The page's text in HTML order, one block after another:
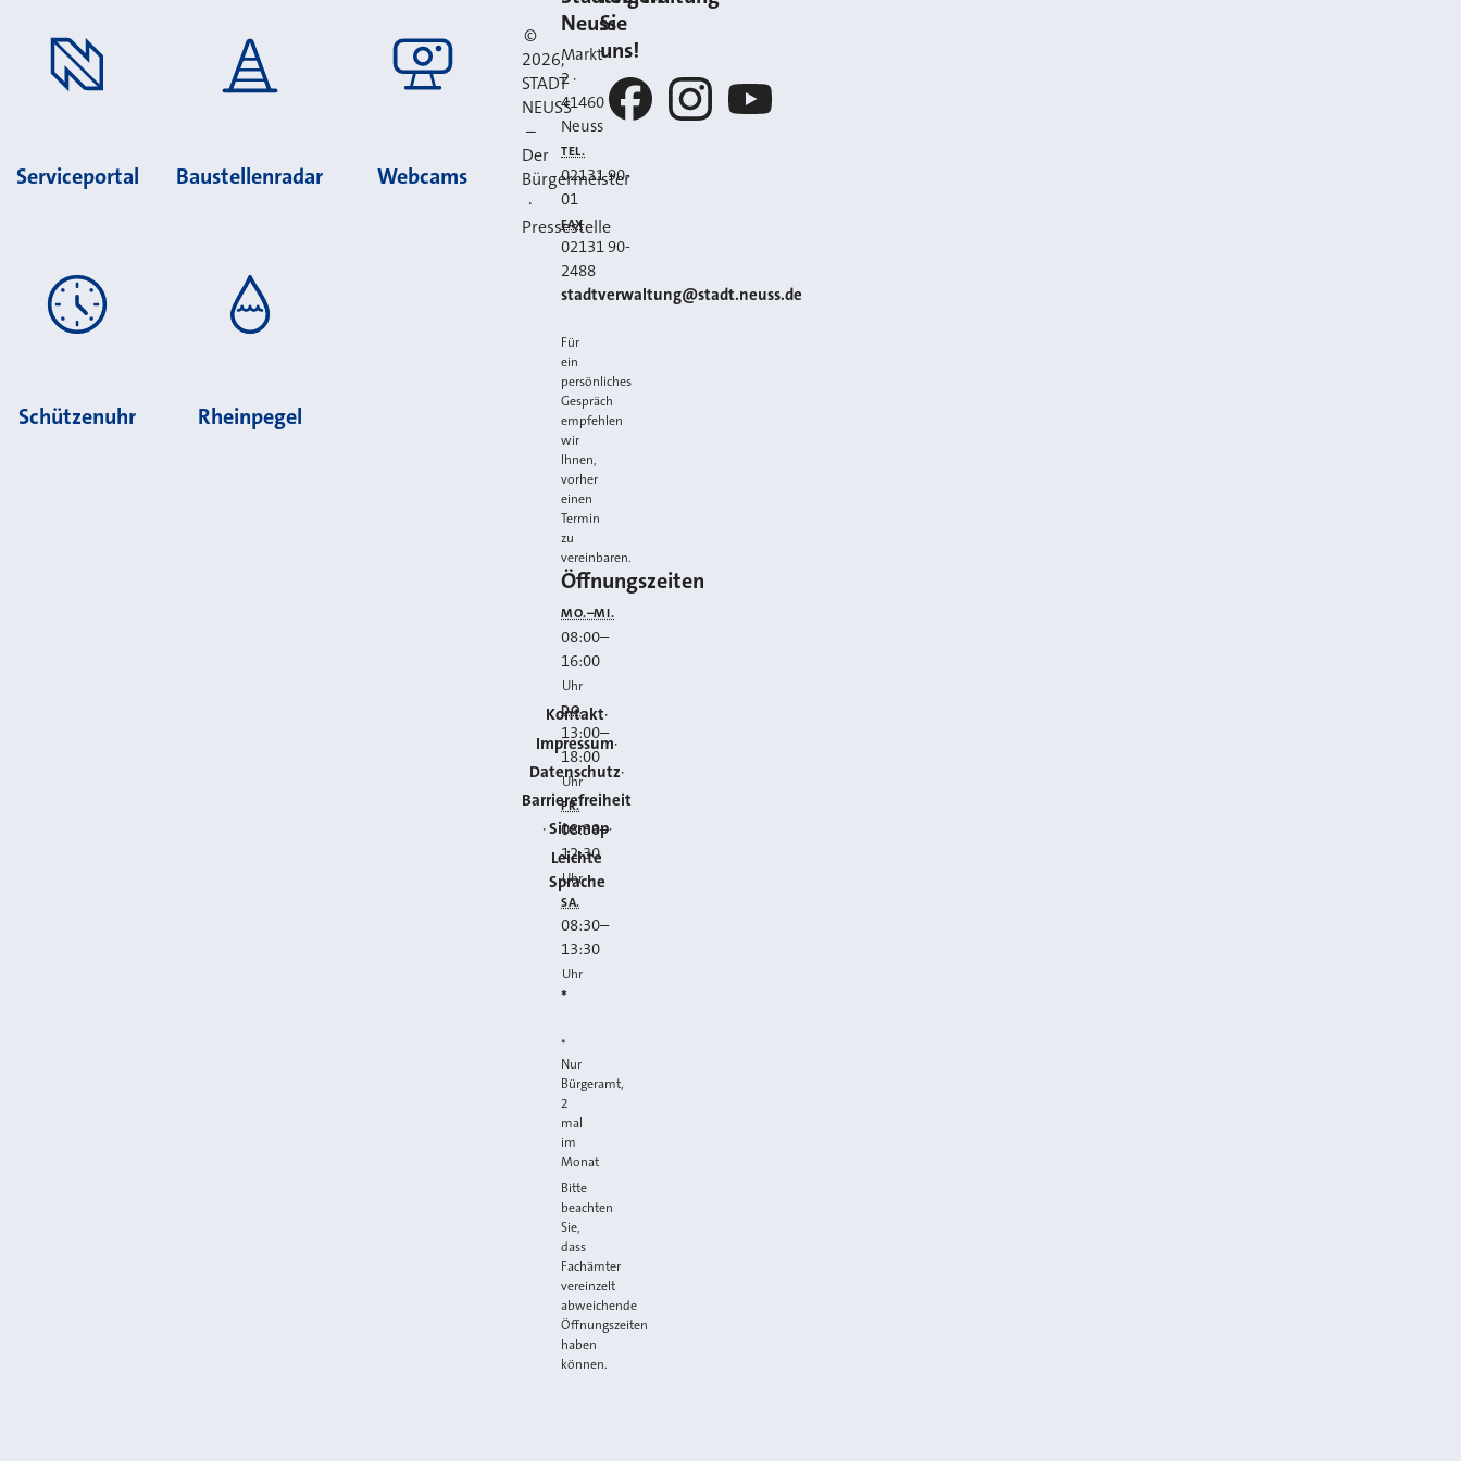
Serviceportal Baustellenradar Webcams
Schützenuhr Rheinpegel
©
2026,
STADT
NEUSS
–
Der
Bürgermeister
·
Pressestelle
Kontakt
Impressum
Datenschutz
Barrierefreiheit
Sitemap
Leichte
Sprache
Neuss
Markt
2 ·
41460
Neuss
TEL.
02131 90-
01
FAX
02131 90-
2488
E-MAIL
stadtverwaltung@stadt.neuss.de
Für
ein
persönliches
Gespräch
empfehlen
wir
Ihnen,
vorher
einen
Termin
zu
vereinbaren.
Öffnungszeiten
MO.–MI.
08:00–
16:00
Uhr
DO.
13:00–
18:00
Uhr
FR.
08:30–
12:30
Uhr
SA.
08:30–
13:30
Uhr
*
*
Nur
Bürgeramt,
2
mal
im
Monat
Bitte
beachten
Sie,
dass
Fachämter
vereinzelt
abweichende
Öffnungszeiten
haben
können.
Sie
uns!